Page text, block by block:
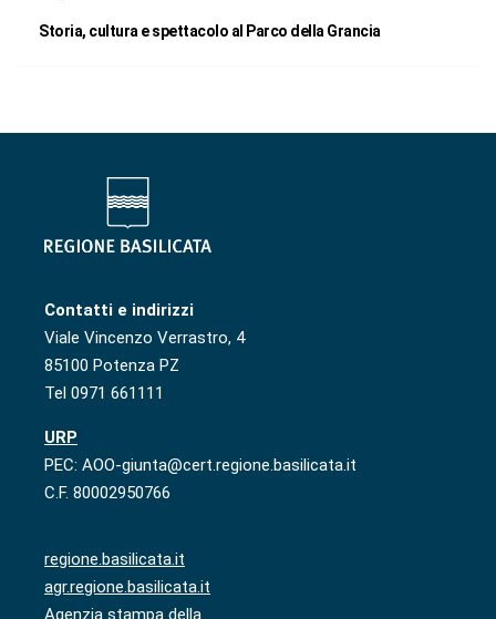
Storia, cultura e spettacolo al Parco della Grancia
Contatti e indirizzi
Viale Vincenzo Verrastro, 4
85100 Potenza PZ
Tel 0971 661111
URP
PEC: AOO-giunta@cert.regione.basilicata.it
C.F. 80002950766
regione.basilicata.it
agr.regione.basilicata.it
Agenzia stampa della